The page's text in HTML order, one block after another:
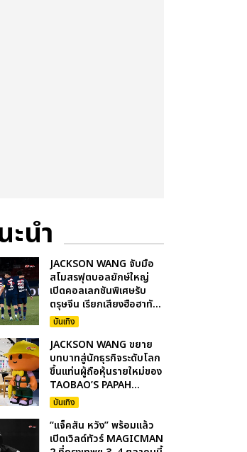
ะนำ
JACKSON WANG จับมือ
สโมสรฟุตบอลยักษ์ใหญ่
เปิดคอลเลกชันพิเศษรับ
ตรุษจีน เรียกเสียงฮือฮาทั...
บันเทิง
JACKSON WANG ขยาย
บทบาทสู่นักธุรกิจระดับโลก
ขึ้นแท่นผู้ถือหุ้นรายใหม่ของ
TAOBAO’S PAPAH...
บันเทิง
“แจ็คสัน หวัง” พร้อมแล้ว
เปิดเวิลด์ทัวร์ MAGICMAN